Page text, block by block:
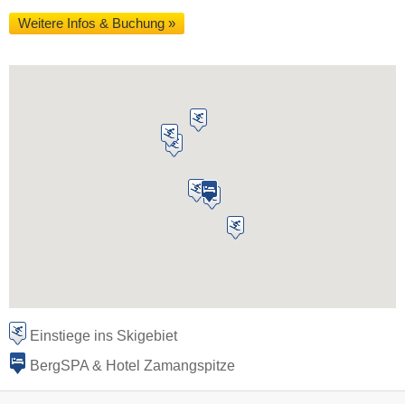
Weitere Infos & Buchung »
Einstiege ins Skigebiet
BergSPA & Hotel Zamangspitze